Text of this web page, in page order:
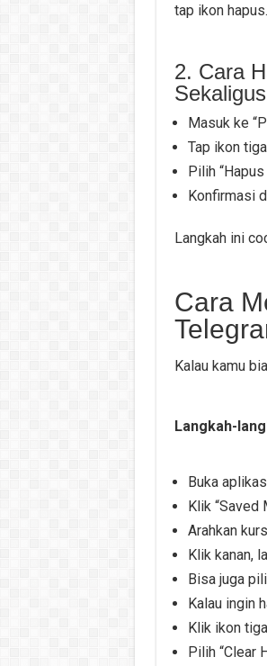
tap ikon hapus.
2. Cara
Sekaligus
Masuk ke
Tap ikon
Pilih “Hapus
Konfirmasi
Langkah ini
Cara
Kalau kamu
Langkah-
Buka
Klik “Saved
Arahkan
Klik kanan,
Bisa juga
Kalau ingin
Klik ikon
Pilih “Clear